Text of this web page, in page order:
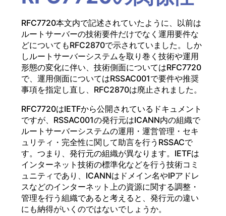
RFC7720本文内で記述されていたように、以前は
ルートサーバーの技術要件だけでなく運用要件な
どについてもRFC2870で示されていました。しか
しルートサーバーシステムを取り巻く技術や運用
形態の変化に伴い、技術側面についてはRFC7720
で、運用側面についてはRSSAC001で要件や推奨
事項を指定し直し、RFC2870は廃止されました。
RFC7720はIETFから公開されているドキュメント
ですが、RSSAC001の発行元はICANN内の組織で
ルートサーバーシステムの運用・運営管理・セキ
ュリティ・完全性に関して助言を行うRSSACで
す。つまり、発行元の組織が異なります。IETFは
インターネット技術の標準化などを行う技術コミ
ュニティであり、ICANNはドメイン名やIPアドレ
スなどのインターネット上の資源に関する調整・
管理を行う組織であると考えると、発行元の違い
にも納得がいくのではないでしょうか。